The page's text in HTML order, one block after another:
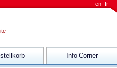
en fr
Info Corner